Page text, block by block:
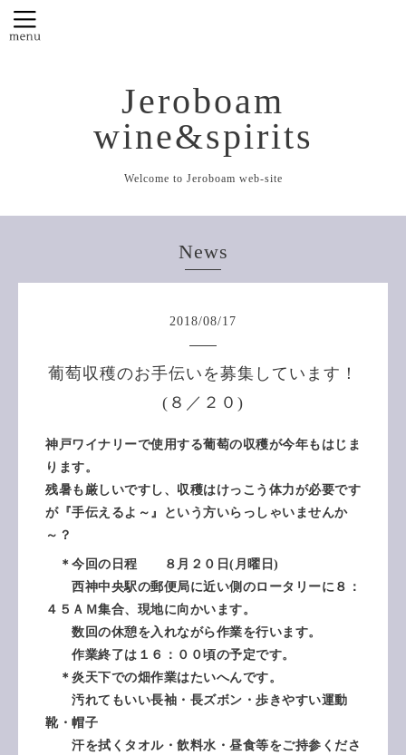
Jeroboam
wine&spirits
Welcome to Jeroboam web-site
News
2018/08/17
葡萄収穫のお手伝いを募集しています！
(８／２０)
神戸ワイナリーで使用する葡萄の収穫が今年もはじま
ります。
残暑も厳しいですし、収穫はけっこう体力が必要です
が『手伝えるよ～』という方いらっしゃいませんか
～？
＊今回の日程 ８月２０日(月曜日)
西神中央駅の郵便局に近い側のロータリーに８：
４５ＡＭ集合、現地に向かいます。
数回の休憩を入れながら作業を行います。
作業終了は１６：００頃の予定です。
＊炎天下での畑作業はたいへんです。
汚れてもいい長袖・長ズボン・歩きやすい運動
靴・帽子
汗を拭くタオル・飲料水・昼食等をご持参くださ